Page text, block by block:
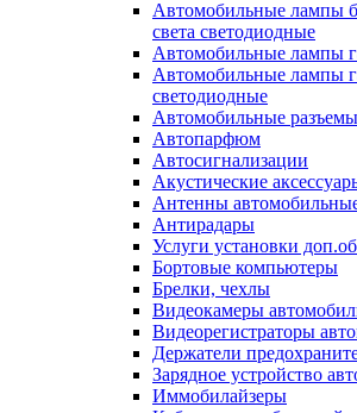
Автомобильные лампы
света светодиодные
Автомобильные лампы
Автомобильные лампы
светодиодные
Автомобильные разъемы
Автопарфюм
Автосигнализации
Акустические
Антенны
Антирадары
Услуги установки
Бортовые компьютеры
Брелки, чехлы
Видеокамеры
Видеорегистраторы
Держатели
Зарядное устройство
Иммобилайзеры